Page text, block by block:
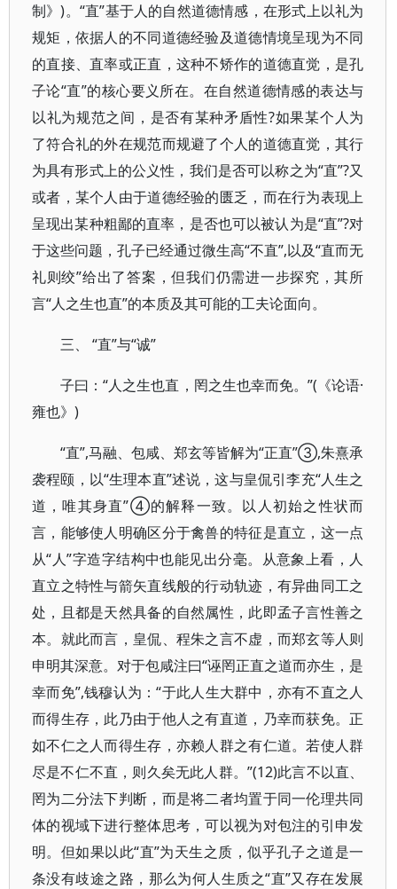
制》)。“直”基于人的自然道德情感，在形式上以礼为
规矩，依据人的不同道德经验及道德情境呈现为不同
的直接、直率或正直，这种不矫作的道德直觉，是孔
子论“直”的核心要义所在。在自然道德情感的表达与
以礼为规范之间，是否有某种矛盾性?如果某个人为
了符合礼的外在规范而规避了个人的道德直觉，其行
为具有形式上的公义性，我们是否可以称之为“直”?又
或者，某个人由于道德经验的匮乏，而在行为表现上
呈现出某种粗鄙的直率，是否也可以被认为是“直”?对
于这些问题，孔子已经通过微生高“不直”,以及“直而无
礼则绞”给出了答案，但我们仍需进一步探究，其所
言“人之生也直”的本质及其可能的工夫论面向。
三、 “直”与“诚”
子曰：“人之生也直，罔之生也幸而免。”(《论语·
雍也》)
“直”,马融、包咸、郑玄等皆解为“正直”③,朱熹承
袭程颐，以“生理本直”述说，这与皇侃引李充“人生之
道，唯其身直”④的解释一致。以人初始之性状而
言，能够使人明确区分于禽兽的特征是直立，这一点
从“人”字造字结构中也能见出分毫。从意象上看，人
直立之特性与箭矢直线般的行动轨迹，有异曲同工之
处，且都是天然具备的自然属性，此即孟子言性善之
本。就此而言，皇侃、程朱之言不虚，而郑玄等人则
申明其深意。对于包咸注曰“诬罔正直之道而亦生，是
幸而免”,钱穆认为：“于此人生大群中，亦有不直之人
而得生存，此乃由于他人之有直道，乃幸而获免。正
如不仁之人而得生存，亦赖人群之有仁道。若使人群
尽是不仁不直，则久矣无此人群。”(12)此言不以直、
罔为二分法下判断，而是将二者均置于同一伦理共同
体的视域下进行整体思考，可以视为对包注的引申发
明。但如果以此“直”为天生之质，似乎孔子之道是一
条没有歧途之路，那么为何人生质之“直”又存在发展